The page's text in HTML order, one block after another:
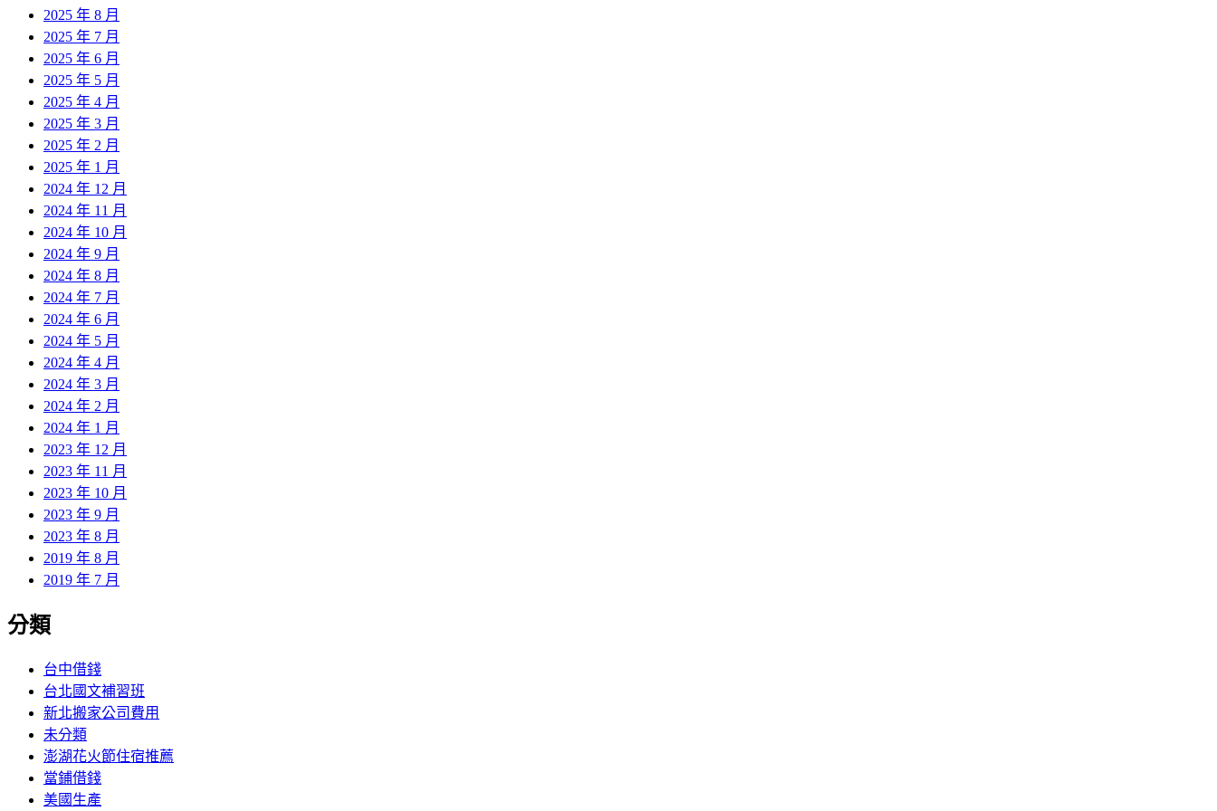
2025 年 8 月
2025 年 7 月
2025 年 6 月
2025 年 5 月
2025 年 4 月
2025 年 3 月
2025 年 2 月
2025 年 1 月
2024 年 12 月
2024 年 11 月
2024 年 10 月
2024 年 9 月
2024 年 8 月
2024 年 7 月
2024 年 6 月
2024 年 5 月
2024 年 4 月
2024 年 3 月
2024 年 2 月
2024 年 1 月
2023 年 12 月
2023 年 11 月
2023 年 10 月
2023 年 9 月
2023 年 8 月
2019 年 8 月
2019 年 7 月
分類
台中借錢
台北國文補習班
新北搬家公司費用
未分類
澎湖花火節住宿推薦
當鋪借錢
美國生產